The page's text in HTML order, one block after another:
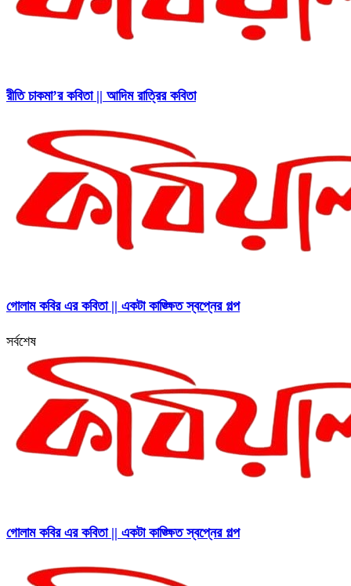
রীতি চাকমা’র কবিতা || আদিম রাত্রির কবিতা
গোলাম কবির এর কবিতা || একটা কাঙ্ক্ষিত স্বপ্নের গল্প
সর্বশেষ
গোলাম কবির এর কবিতা || একটা কাঙ্ক্ষিত স্বপ্নের গল্প